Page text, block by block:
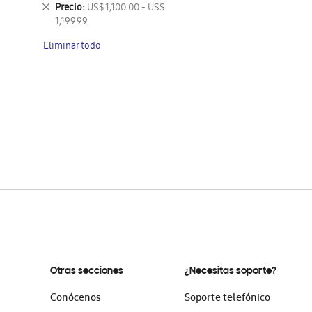
artículo
Precio US$ 1,100.00 - US$
1,199.99
Eliminar
este
Eliminar todo
Otras secciones
Conócenos
¿Necesitas soporte?
Soporte telefónico